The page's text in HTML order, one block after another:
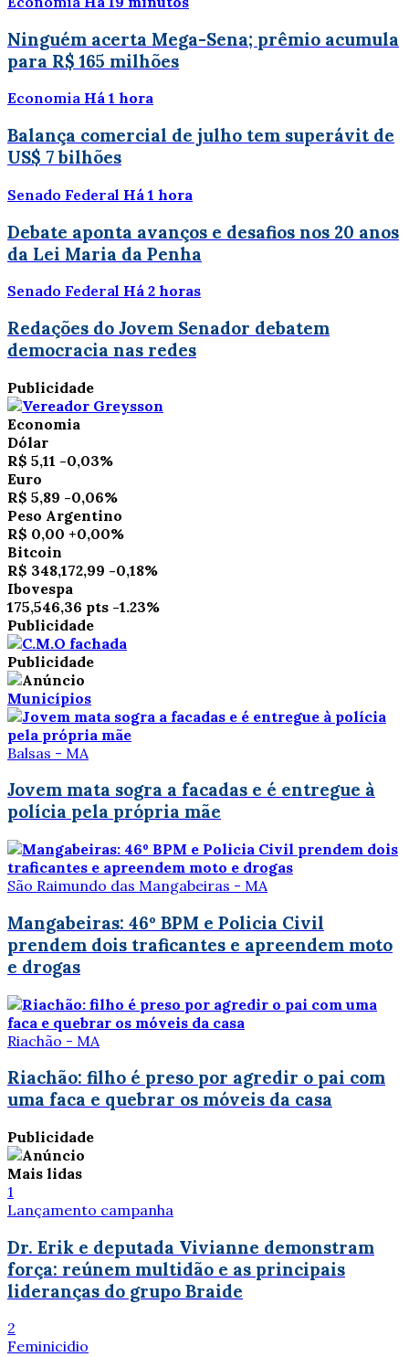
Ninguém acerta Mega-Sena; prêmio acumula
para R$ 165 milhões
Economia Há 1 hora
Balança comercial de julho tem superávit de
US$ 7 bilhões
Senado Federal Há 1 hora
Debate aponta avanços e desafios nos 20 anos
da Lei Maria da Penha
Senado Federal Há 2 horas
Redações do Jovem Senador debatem
democracia nas redes
Publicidade
Economia
Dólar
R$ 5,11 -0,03%
Euro
R$ 5,89 -0,06%
Peso Argentino
R$ 0,00 +0,00%
Bitcoin
R$ 348,172,99 -0,18%
Ibovespa
175,546,36 pts -1.23%
Publicidade
Publicidade
Municípios
Balsas - MA
Jovem mata sogra a facadas e é entregue à
polícia pela própria mãe
São Raimundo das Mangabeiras - MA
Mangabeiras: 46º BPM e Policia Civil
prendem dois traficantes e apreendem moto
e drogas
Riachão - MA
Riachão: filho é preso por agredir o pai com
uma faca e quebrar os móveis da casa
Publicidade
Mais lidas
1
Lançamento campanha
Dr. Erik e deputada Vivianne demonstram
força: reúnem multidão e as principais
lideranças do grupo Braide
2
Feminicidio